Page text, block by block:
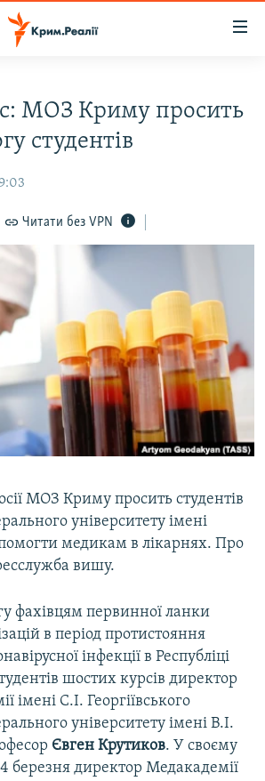
МОЗ Криму просить
студентів
Читати без VPN
МОЗ Криму просить студентів
університету імені
медикам в лікарнях. Про
вишу.
фахівцям первинної ланки
в період протистояння
інфекції в Республіці
шостих курсів директор
імені С.І. Георгіївського
університету імені В.І.
Євген Крутиков. У своєму
березня директор Медакадемії